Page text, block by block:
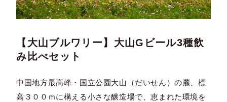
【大山ブルワリー】大山Gビール3種飲
み比べセット
中国地方最高峰・国立公園大山（だいせん）の麓、標
高３００ｍに構える小さな醸造場で、恵まれた環境を